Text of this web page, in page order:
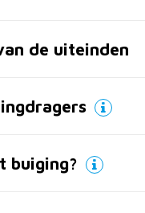
de uiteinden
buiging?